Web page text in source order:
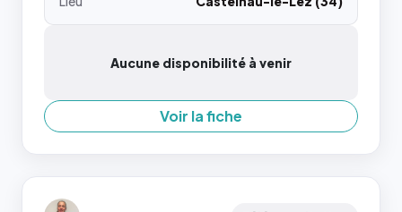
Aucune disponibilité à venir
Voir la fiche